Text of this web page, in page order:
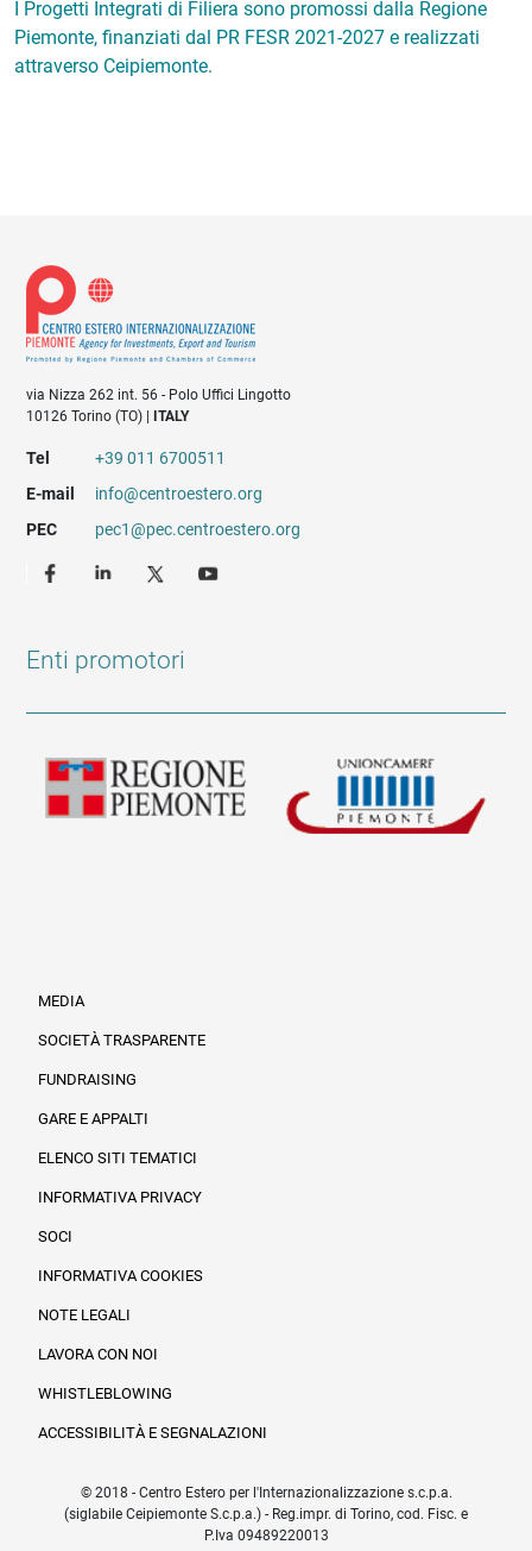
I Progetti Integrati di Filiera sono promossi dalla Regione
Piemonte, finanziati dal PR FESR 2021-2027 e realizzati
attraverso Ceipiemonte.
via Nizza 262 int. 56 - Polo Uffici Lingotto
10126 Torino (TO) |
ITALY
Tel
+39 011 6700511
E-mail
info@centroestero.org
PEC
pec1@pec.centroestero.org
Enti promotori
MEDIA
SOCIETÀ TRASPARENTE
FUNDRAISING
GARE E APPALTI
ELENCO SITI TEMATICI
INFORMATIVA PRIVACY
SOCI
INFORMATIVA COOKIES
NOTE LEGALI
LAVORA CON NOI
WHISTLEBLOWING
ACCESSIBILITÀ E SEGNALAZIONI
© 2018 - Centro Estero per l'Internazionalizzazione s.c.p.a.
(siglabile Ceipiemonte S.c.p.a.) - Reg.impr. di Torino, cod. Fisc. e
P.Iva 09489220013